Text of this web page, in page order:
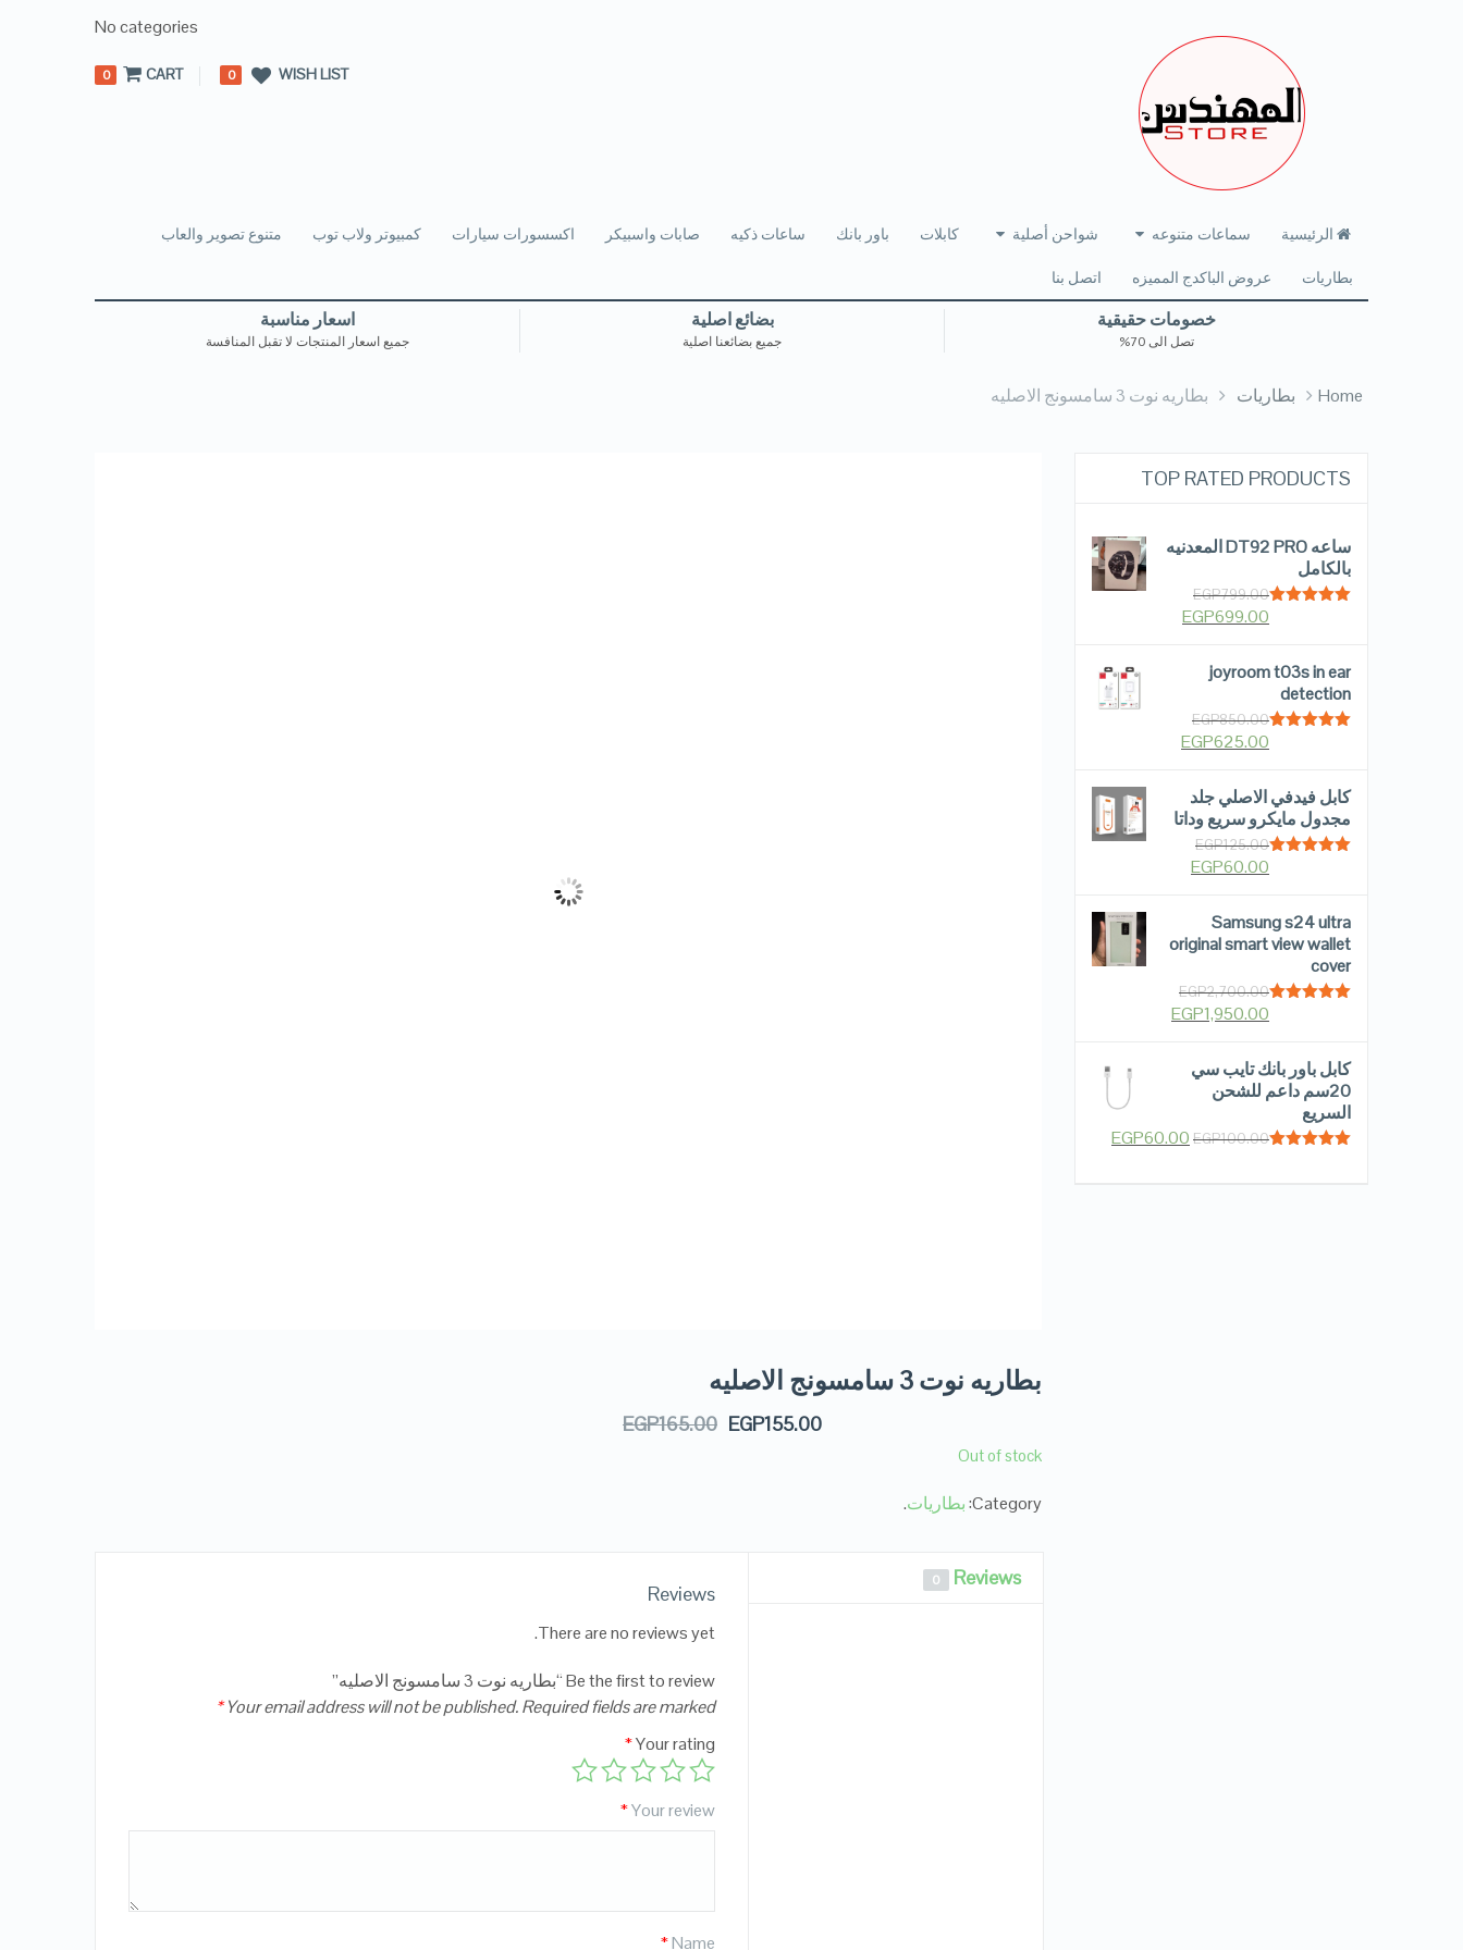
No categories
WISH LIST
0
CART
0
الرئيسية سماعات متنوعه شواحن أصلية كابلات باور بانك ساعات ذكيه صابات واسبيكر اكسسورات سيارات كمبيوتر ولاب توب متنوع تصوير والعاب
بطاريات عروض الباكدج المميزه اتصل بنا
خصومات حقيقية
تصل الى 70%
بضائع اصلية
جميع بضائعنا اصلية
اسعار مناسبة
جميع اسعار المنتجات لا تقبل المنافسة
Home بطاريات بطاريه نوت 3 سامسونج الاصليه
بطاريه نوت 3 سامسونج الاصليه
EGP165.00 EGP155.00
Out of stock
Category: بطاريات.
Reviews
0
Reviews
There are no reviews yet.
Be the first to review “بطاريه نوت 3 سامسونج الاصليه”
Your email address will not be published. Required fields are marked
*
Your rating
*
Your review
*
Name
*
TOP RATED PRODUCTS
ساعه DT92 PRO المعدنيه
بالكامل
EGP799.00
EGP699.00
joyroom t03s in ear
detection
EGP850.00
EGP625.00
كابل فيدفي الاصلي جلد
مجدول مايكرو سريع وداتا
EGP125.00
EGP60.00
Samsung s24 ultra
original smart view wallet
cover
EGP2,700.00
EGP1,950.00
كابل باور بانك تايب سي
20سم داعم للشحن
السريع
EGP100.00
EGP60.00